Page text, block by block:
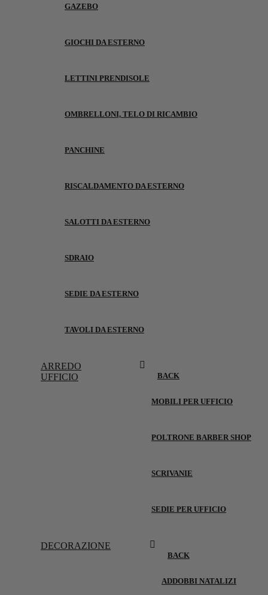
GAZEBO
GIOCHI DA ESTERNO
LETTINI PRENDISOLE
OMBRELLONI, TELO DI RICAMBIO
PANCHINE
RISCALDAMENTO DA ESTERNO
SALOTTI DA ESTERNO
SDRAIO
SEDIE DA ESTERNO
TAVOLI DA ESTERNO
ARREDO
UFFICIO
BACK
MOBILI PER UFFICIO
POLTRONE BARBER SHOP
SCRIVANIE
SEDIE PER UFFICIO
DECORAZIONE
BACK
ADDOBBI NATALIZI